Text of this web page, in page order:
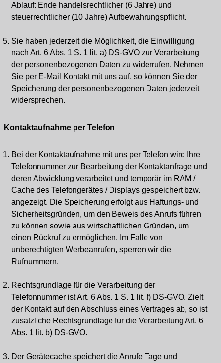
Ablauf: Ende handelsrechtlicher (6 Jahre) und
steuerrechtlicher (10 Jahre) Aufbewahrungspflicht.
Sie haben jederzeit die Möglichkeit, die Einwilligung
nach Art. 6 Abs. 1 S. 1 lit. a) DS-GVO zur Verarbeitung
der personenbezogenen Daten zu widerrufen. Nehmen
Sie per E-Mail Kontakt mit uns auf, so können Sie der
Speicherung der personenbezogenen Daten jederzeit
widersprechen.
Kontaktaufnahme per Telefon
Bei der Kontaktaufnahme mit uns per Telefon wird Ihre
Telefonnummer zur Bearbeitung der Kontaktanfrage und
deren Abwicklung verarbeitet und temporär im RAM /
Cache des Telefongerätes / Displays gespeichert bzw.
angezeigt. Die Speicherung erfolgt aus Haftungs- und
Sicherheitsgründen, um den Beweis des Anrufs führen
zu können sowie aus wirtschaftlichen Gründen, um
einen Rückruf zu ermöglichen. Im Falle von
unberechtigten Werbeanrufen, sperren wir die
Rufnummern.
Rechtsgrundlage für die Verarbeitung der
Telefonnummer ist Art. 6 Abs. 1 S. 1 lit. f) DS-GVO. Zielt
der Kontakt auf den Abschluss eines Vertrages ab, so ist
zusätzliche Rechtsgrundlage für die Verarbeitung Art. 6
Abs. 1 lit. b) DS-GVO.
Der Gerätecache speichert die Anrufe Tage und